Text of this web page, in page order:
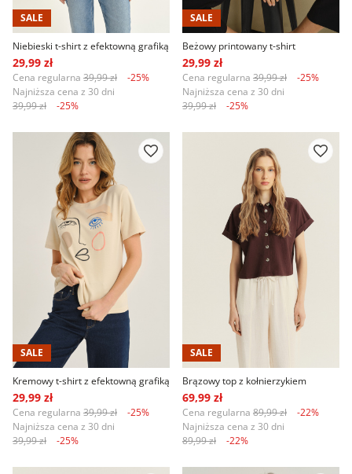
SALE
Niebieski t-shirt z efektowną grafiką
29,99 zł
Cena regularna 39,99 zł
-25%
Najniższa cena z 30 dni
39,99 zł
-25%
SALE
Beżowy printowany t-shirt
29,99 zł
Cena regularna 39,99 zł
-25%
Najniższa cena z 30 dni
39,99 zł
-25%
SALE
Kremowy t-shirt z efektowną grafiką
29,99 zł
Cena regularna 39,99 zł
-25%
Najniższa cena z 30 dni
39,99 zł
-25%
SALE
Brązowy top z kołnierzykiem
69,99 zł
Cena regularna 89,99 zł
-22%
Najniższa cena z 30 dni
89,99 zł
-22%